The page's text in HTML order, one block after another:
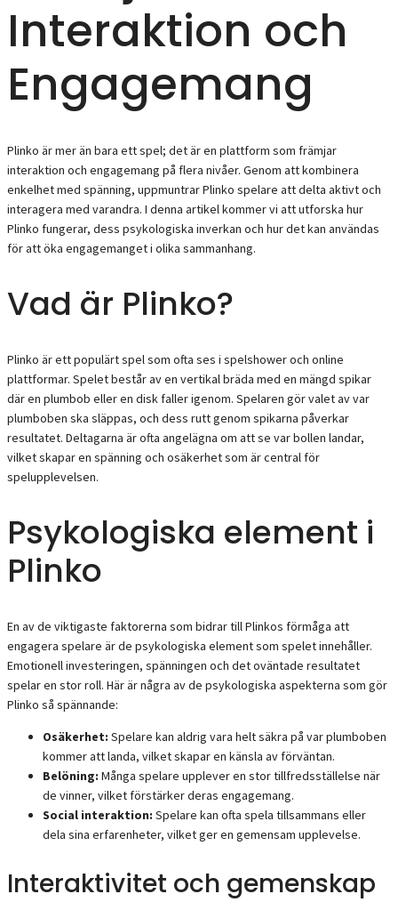
Interaktion och
Engagemang
Plinko är mer än bara ett spel; det är en plattform som främjar
interaktion och engagemang på flera nivåer. Genom att kombinera
enkelhet med spänning, uppmuntrar Plinko spelare att delta aktivt och
interagera med varandra. I denna artikel kommer vi att utforska hur
Plinko fungerar, dess psykologiska inverkan och hur det kan användas
för att öka engagemanget i olika sammanhang.
Vad är Plinko?
Plinko är ett populärt spel som ofta ses i spelshower och online
plattformar. Spelet består av en vertikal bräda med en mängd spikar
där en plumbob eller en disk faller igenom. Spelaren gör valet av var
plumboben ska släppas, och dess rutt genom spikarna påverkar
resultatet. Deltagarna är ofta angelägna om att se var bollen landar,
vilket skapar en spänning och osäkerhet som är central för
spelupplevelsen.
Psykologiska element i
Plinko
En av de viktigaste faktorerna som bidrar till Plinkos förmåga att
engagera spelare är de psykologiska element som spelet innehåller.
Emotionell investeringen, spänningen och det oväntade resultatet
spelar en stor roll. Här är några av de psykologiska aspekterna som gör
Plinko så spännande:
Osäkerhet: Spelare kan aldrig vara helt säkra på var plumboben
kommer att landa, vilket skapar en känsla av förväntan.
Belöning: Många spelare upplever en stor tillfredsställelse när
de vinner, vilket förstärker deras engagemang.
Social interaktion: Spelare kan ofta spela tillsammans eller
dela sina erfarenheter, vilket ger en gemensam upplevelse.
Interaktivitet och gemenskap